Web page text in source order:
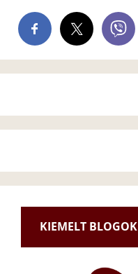
KIEMELT BLOGOK